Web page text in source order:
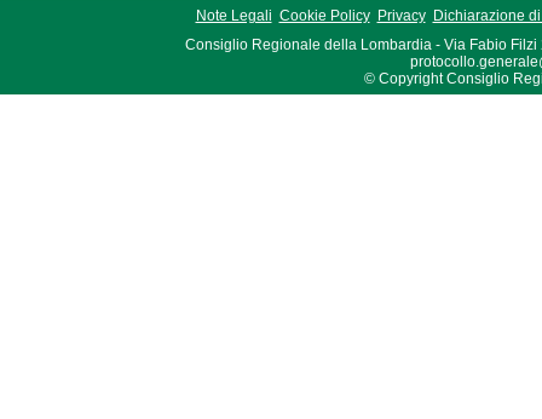
Note Legali Cookie Policy Privacy
Dichiarazione
Consiglio Regionale della Lombardia - Via Fabio Filzi
© Copyright Consiglio